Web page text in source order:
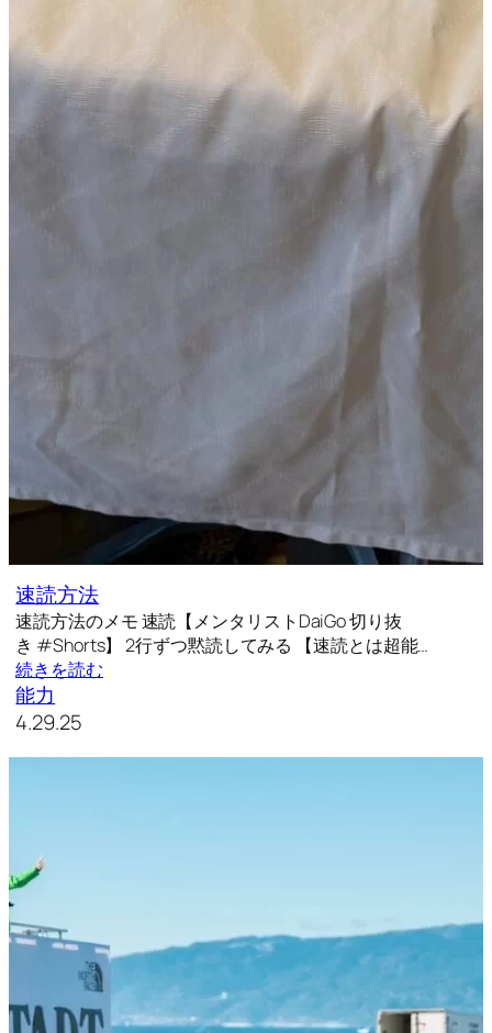
速読方法
速読方法のメモ 速読【メンタリストDaiGo 切り抜
き #Shorts】 2行ずつ黙読してみる 【速読とは超能…
続きを読む
能力
4.29.25